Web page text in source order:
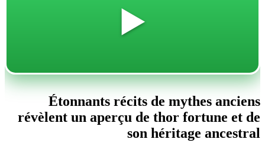
▶️
Étonnants récits de mythes anciens
révèlent un aperçu de thor fortune et de
son héritage ancestral